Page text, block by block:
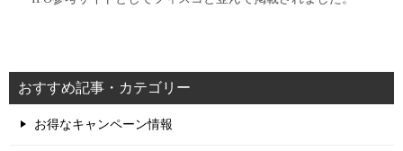
おすすめ記事・カテゴリー
お得なキャンペーン情報